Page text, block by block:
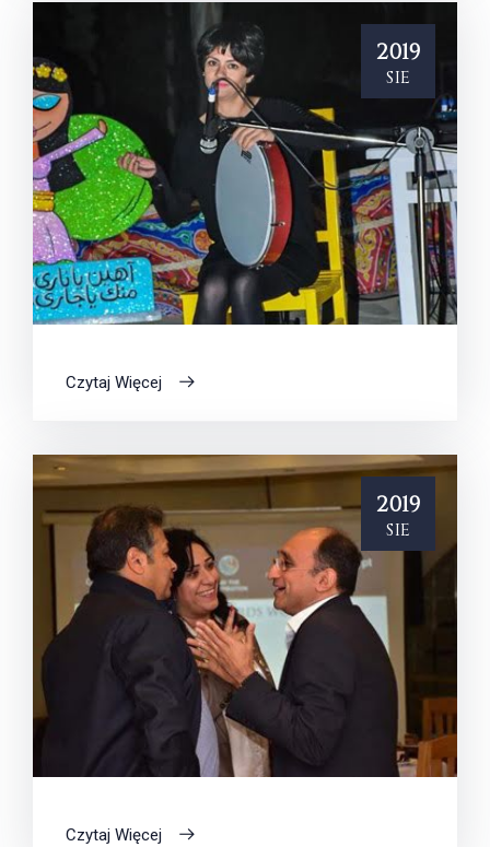
2019
sie
Czytaj Więcej
2019
sie
Czytaj Więcej